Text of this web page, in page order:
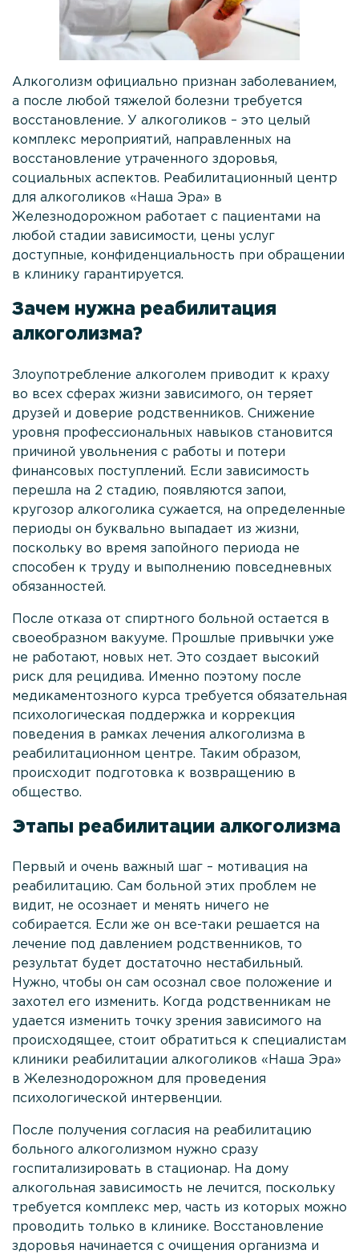
Вшивание от алкоголизма
Кодирование Вивитролом
Кодирование Аквилонгом
Кодирование Эспераль
Лечение игромании
Лечение наркомании
Анонимное снятие ломки
Процедура УБОД
Кодирование Налтрексоном
Лечение зависимости от бутирата
Лечение кокаиновой зависимости
Лечение зависимости от кетамина
Лечение зависимости от метамфетамина
Лечение зависимости от фенобарбитала
Лечение зависимости от спайса
Лечение зависимости от ЛСД
Реабилитация наркозависимости на Кипре
Наркологическая помощь
Консультация нарколога
Вызов нарколога на дом
Психологическая помощь
Мотивация на лечение
Родственникам
О клинике
Статьи
Политика
конфиденциальности
Лицензии и сертификаты
Отзывы
Стоимость услуг
Услуги в области
Контакты
+7
(495)
182
77 33
Выездная
наркология
24/7
Алкоголизм официально признан заболеванием,
а после любой тяжелой болезни требуется
восстановление. У алкоголиков – это целый
комплекс мероприятий, направленных на
восстановление утраченного здоровья,
социальных аспектов. Реабилитационный центр
для алкоголиков «Наша Эра» в
Железнодорожном работает с пациентами на
любой стадии зависимости, цены услуг
доступные, конфиденциальность при обращении
в клинику гарантируется.
Зачем нужна реабилитация
алкоголизма?
Злоупотребление алкоголем приводит к краху
во всех сферах жизни зависимого, он теряет
друзей и доверие родственников. Снижение
уровня профессиональных навыков становится
причиной увольнения с работы и потери
финансовых поступлений. Если зависимость
перешла на 2 стадию, появляются запои,
кругозор алкоголика сужается, на определенные
периоды он буквально выпадает из жизни,
поскольку во время запойного периода не
способен к труду и выполнению повседневных
обязанностей.
После отказа от спиртного больной остается в
своеобразном вакууме. Прошлые привычки уже
не работают, новых нет. Это создает высокий
риск для рецидива. Именно поэтому после
медикаментозного курса требуется обязательная
психологическая поддержка и коррекция
поведения в рамках лечения алкоголизма в
реабилитационном центре. Таким образом,
происходит подготовка к возвращению в
общество.
Этапы реабилитации алкоголизма
Первый и очень важный шаг – мотивация на
реабилитацию. Сам больной этих проблем не
видит, не осознает и менять ничего не
собирается. Если же он все-таки решается на
лечение под давлением родственников, то
результат будет достаточно нестабильный.
Нужно, чтобы он сам осознал свое положение и
захотел его изменить. Когда родственникам не
удается изменить точку зрения зависимого на
происходящее, стоит обратиться к специалистам
клиники реабилитации алкоголиков «Наша Эра»
в Железнодорожном для проведения
психологической интервенции.
После получения согласия на реабилитацию
больного алкоголизмом нужно сразу
госпитализировать в стационар. На дому
алкогольная зависимость не лечится, поскольку
требуется комплекс мер, часть из которых можно
проводить только в клинике. Восстановление
здоровья начинается с очищения организма и